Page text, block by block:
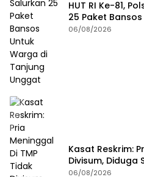
HUT RI Ke-81,
25 Paket
Unggat
06/08/2026
Kasat Reskrim:
Divisum, Diduga
06/08/2026